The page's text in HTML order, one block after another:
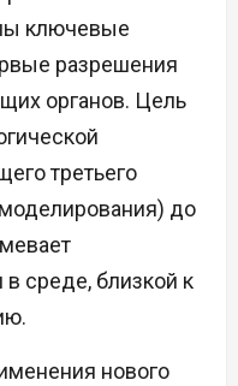
ключевые
разрешения
органов. Цель
третьего
до
среде, близкой к
нового